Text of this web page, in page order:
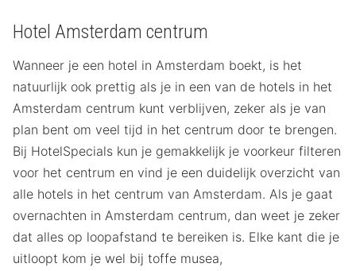
Hotel Amsterdam centrum
Wanneer je een hotel in Amsterdam boekt, is het
natuurlijk ook prettig als je in een van de hotels in het
Amsterdam centrum kunt verblijven, zeker als je van
plan bent om veel tijd in het centrum door te brengen.
Bij HotelSpecials kun je gemakkelijk je voorkeur filteren
voor het centrum en vind je een duidelijk overzicht van
alle hotels in het centrum van Amsterdam. Als je gaat
overnachten in Amsterdam centrum, dan weet je zeker
dat alles op loopafstand te bereiken is. Elke kant die je
uitloopt kom je wel bij toffe musea,